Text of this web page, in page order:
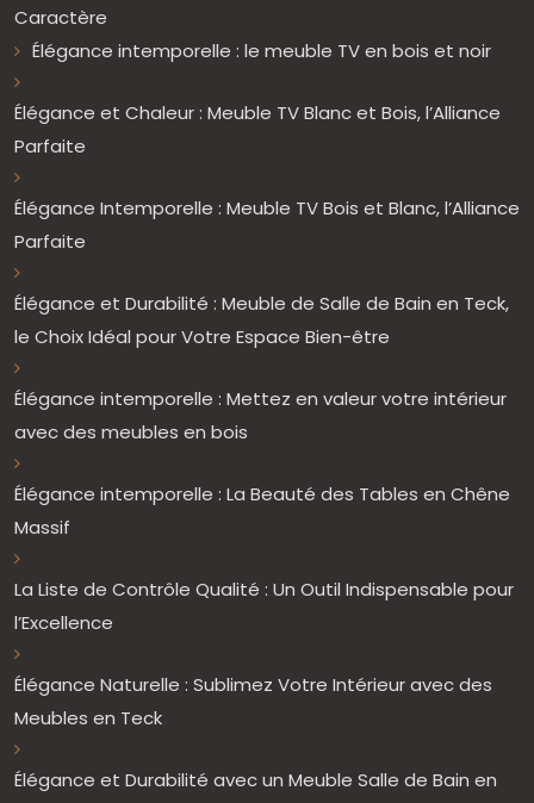
Caractère
Élégance intemporelle : le meuble TV en bois et noir
Élégance et Chaleur : Meuble TV Blanc et Bois, l’Alliance
Parfaite
Élégance Intemporelle : Meuble TV Bois et Blanc, l’Alliance
Parfaite
Élégance et Durabilité : Meuble de Salle de Bain en Teck,
le Choix Idéal pour Votre Espace Bien-être
Élégance intemporelle : Mettez en valeur votre intérieur
avec des meubles en bois
Élégance intemporelle : La Beauté des Tables en Chêne
Massif
La Liste de Contrôle Qualité : Un Outil Indispensable pour
l’Excellence
Élégance Naturelle : Sublimez Votre Intérieur avec des
Meubles en Teck
Élégance et Durabilité avec un Meuble Salle de Bain en